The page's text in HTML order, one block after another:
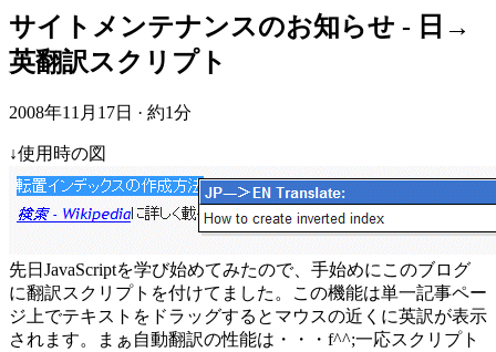
サイトメンテナンスのお知らせ - 日→
英翻訳スクリプト
2008年11月17日 · 約1分
↓使用時の図
先日JavaScriptを学び始めてみたので、手始めにこのブログ
に翻訳スクリプトを付けてました。この機能は単一記事ペー
ジ上でテキストをドラッグするとマウスの近くに英訳が表示
されます。まぁ自動翻訳の性能は・・・f^^;一応スクリプト